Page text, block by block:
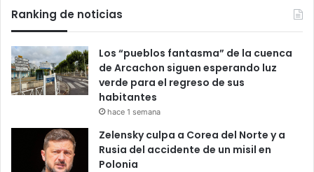
Ranking de noticias
Los “pueblos fantasma” de la cuenca
de Arcachon siguen esperando luz
verde para el regreso de sus
habitantes
hace 1 semana
Zelensky culpa a Corea del Norte y a
Rusia del accidente de un misil en
Polonia